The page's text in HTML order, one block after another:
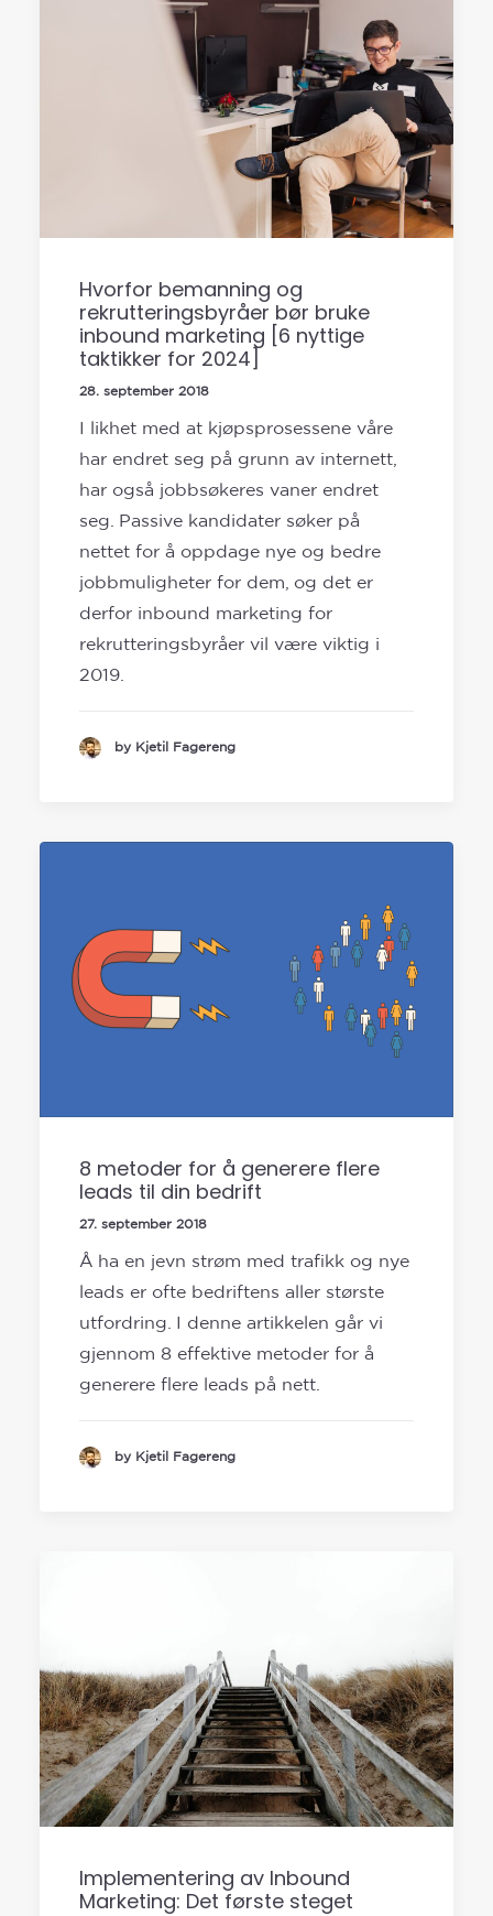
Hvorfor bemanning og
rekrutteringsbyråer bør bruke
inbound marketing [6 nyttige
taktikker for 2024]
28. september 2018
I likhet med at kjøpsprosessene våre
har endret seg på grunn av internett,
har også jobbsøkeres vaner endret
seg. Passive kandidater søker på
nettet for å oppdage nye og bedre
jobbmuligheter for dem, og det er
derfor inbound marketing for
rekrutteringsbyråer vil være viktig i
2019.
by Kjetil Fagereng
8 metoder for å generere flere
leads til din bedrift
27. september 2018
Å ha en jevn strøm med trafikk og nye
leads er ofte bedriftens aller største
utfordring. I denne artikkelen går vi
gjennom 8 effektive metoder for å
generere flere leads på nett.
by Kjetil Fagereng
Implementering av Inbound
Marketing: Det første steget